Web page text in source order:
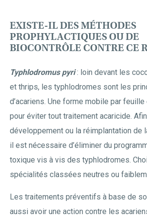
EXISTE-IL DES MÉTHODES
PROPHYLACTIQUES OU DE
BIOCONTRÔLE CONTRE CE
Typhlodromus pyri: loin devant les
et thrips, les typhlodromes sont les
d’acariens. Une forme mobile par
pour éviter tout traitement acaricide.
développement ou la réimplantation de
il est nécessaire d’éliminer du
toxique vis à vis des typhlodromes.
spécialités classées neutres ou
Les traitements préventifs à base de
aussi avoir une action contre les